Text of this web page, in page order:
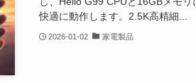
快適に動作します。2.5K高精細...
2026-01-02 家電製品